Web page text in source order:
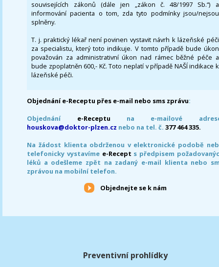
souvisejících zákonů (dále jen „zákon č. 48/1997 Sb.“) a
informování pacienta o tom, zda tyto podmínky jsou/nejsou
splněny.
T. j. praktický lékař není povinen vystavit návrh k lázeňské péči
za specialistu, který toto indikuje. V tomto případě bude úkon
považován za administrativní úkon nad rámec běžné péče a
bude zpoplatněn 600,- Kč. Toto neplatí v případě NAŠÍ indikace k
lázeňské péči.
Objednání e-Receptu přes e-mail nebo sms zprávu:
Objednání e-Receptu na e-mailové
houskova@doktor-plzen.cz nebo na tel. č.377 464 335.
Na žádost klienta obdrženou v elektronické podobě
telefonicky vystavíme e-Recept s předpisem
léků a odešleme zpět na zadaný e-mail klienta nebo
zprávou na mobilní telefon.
Objednejte se k nám
Preventivní prohlídky